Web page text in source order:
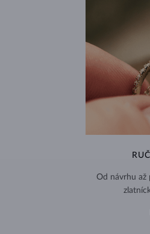
Od návrhu až